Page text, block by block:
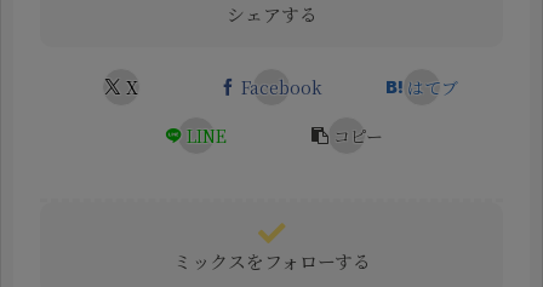
シェアする
X Facebook
はてブ
LINE
コピー
ミックスをフォローする